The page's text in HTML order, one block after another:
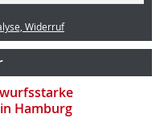
Widerruf
Hamburg